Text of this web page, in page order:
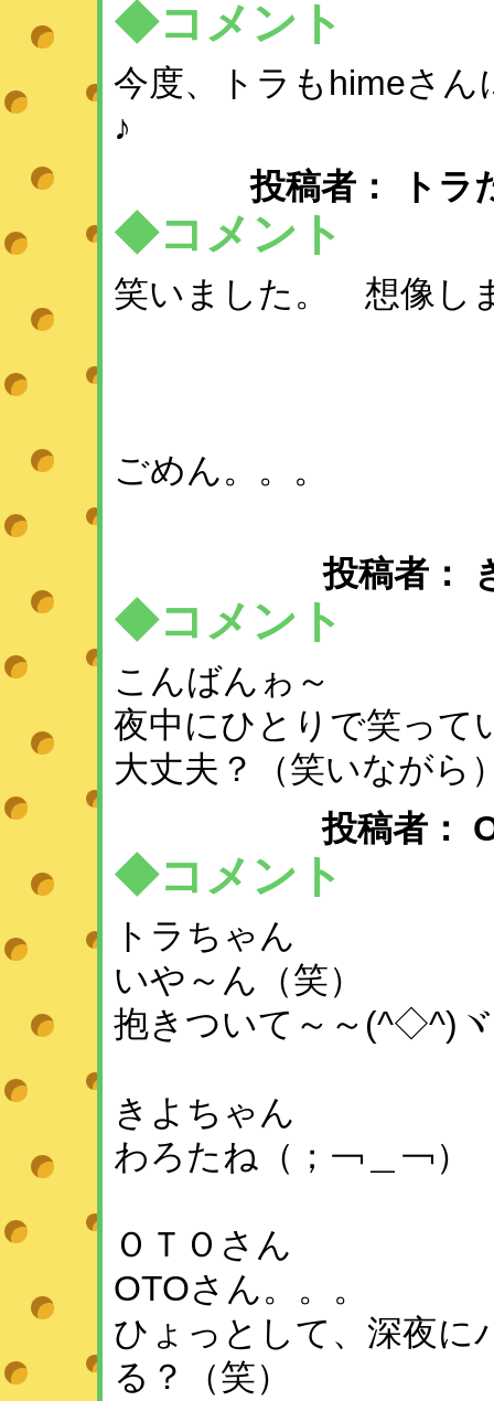
◆コメント
今度、トラもhimeさ
♪
投稿者： トラ
◆コメント
笑いました。 想像し
ごめん。。。
投稿者：
◆コメント
こんばんゎ～
夜中にひとりで笑って
大丈夫？（笑いながら
投稿者：
◆コメント
トラちゃん
いや～ん（笑）
抱きついて～～(^◇^)
きよちゃん
わろたね（；￢＿￢）
ＯＴＯさん
OTOさん。。。
ひょっとして、深夜に
る？（笑）